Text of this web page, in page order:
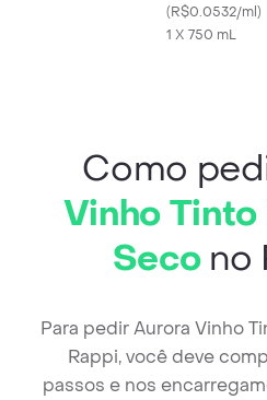
Viognier
(R$0.0532/ml)
1 X 750 mL
Como
Vinho
Seco no
Para pedir Aurora Vinho
Rappi, você deve
passos e nos